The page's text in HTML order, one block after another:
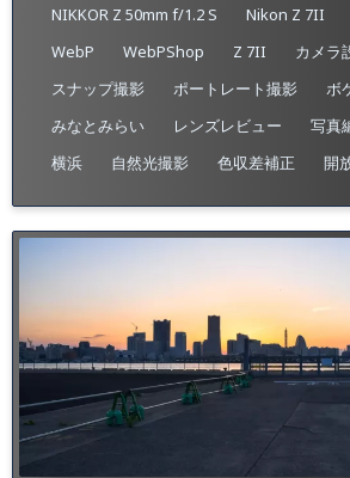
NIKKOR Z 50mm f/1.2 S
Nikon Z 7II
WebP
WebPShop Z 7II カメラ
スナップ撮影
ポートレート撮影
ボ
みなとみらい
レンズレビュー 写真
横浜
自然光撮影 色収差補正 開